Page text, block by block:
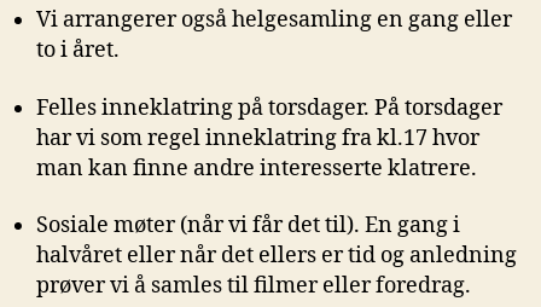
Vi arrangerer også helgesamling en gang eller
to i året.
Felles inneklatring på torsdager. På torsdager
har vi som regel inneklatring fra kl.17 hvor
man kan finne andre interesserte klatrere.
Sosiale møter (når vi får det til). En gang i
halvåret eller når det ellers er tid og anledning
prøver vi å samles til filmer eller foredrag.